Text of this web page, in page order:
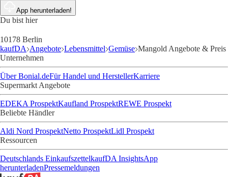
App herunterladen!
Du bist hier
10178 Berlin
kaufDA Angebote Lebensmittel Gemüse Mangold Angebote & Preis
Unternehmen
Über Bonial.deFür Handel und HerstellerKarriere
Supermarkt Angebote
EDEKA ProspektKaufland ProspektREWE Prospekt
Beliebte Händler
Aldi Nord ProspektNetto ProspektLidl Prospekt
Ressourcen
Deutschlands EinkaufszettelkaufDA InsightsApp
herunterladenPressemeldungen